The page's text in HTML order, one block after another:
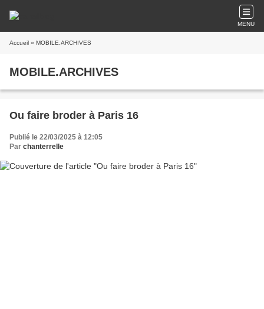
MENU
Accueil » MOBILE.ARCHIVES
MOBILE.ARCHIVES
Ou faire broder à Paris 16
Publié le 22/03/2025 à 12:05
Par chanterrelle